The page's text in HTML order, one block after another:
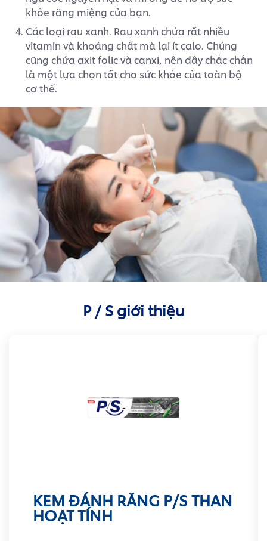
khỏe răng miệng của bạn.
Các loại rau xanh. Rau xanh chứa rất nhiều
vitamin và khoáng chất mà lại ít calo. Chúng
cũng chứa axit folic và canxi, nên đây chắc chắn
là một lựa chọn tốt cho sức khỏe của toàn bộ
cơ thể.
P / S giới thiệu
KEM ĐÁNH RĂNG P/S THAN
HOẠT TÍNH